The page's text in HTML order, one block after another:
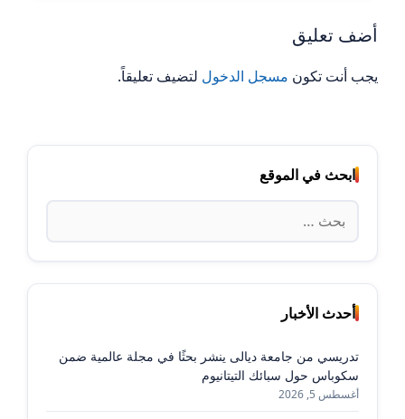
أضف تعليق
يجب أنت تكون مسجل الدخول لتضيف تعليقاً.
ابحث في الموقع
البحث
عن:
أحدث الأخبار
تدريسي من جامعة ديالى ينشر بحثًا في مجلة عالمية ضمن
سكوباس حول سبائك التيتانيوم
أغسطس 5, 2026